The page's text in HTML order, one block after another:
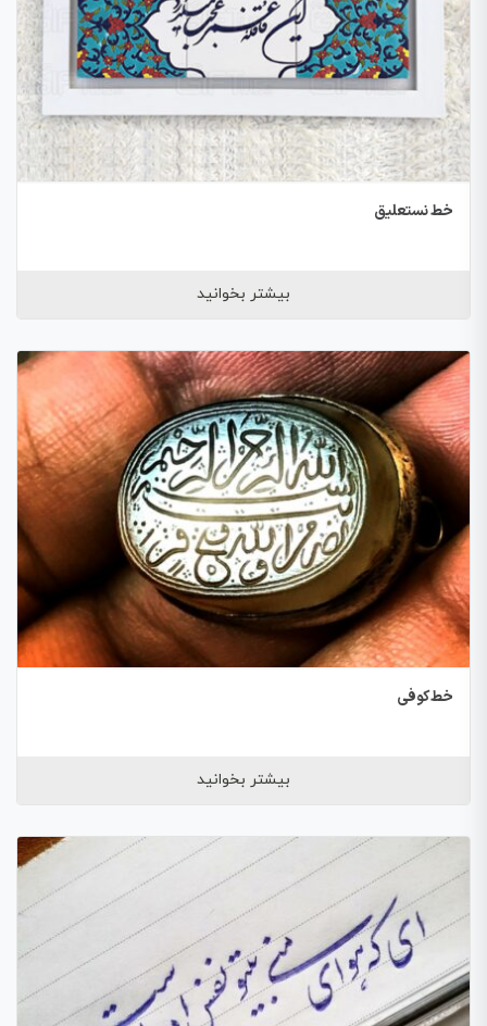
خط نستعلیق
بیشتر بخوانید
خط کوفی
بیشتر بخوانید